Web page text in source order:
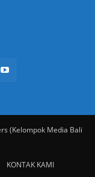
(Kelompok Media Bali
KONTAK KAMI